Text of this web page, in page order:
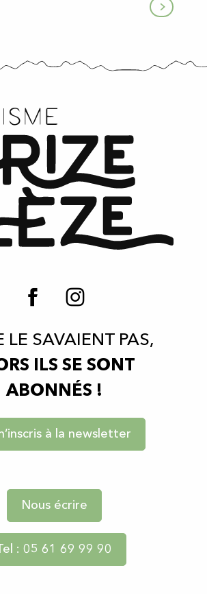
LE SAVAIENT PAS,
ILS SE SONT
ABONNÉS !
à la newsletter
Nous écrire
: 05 61 69 99 90